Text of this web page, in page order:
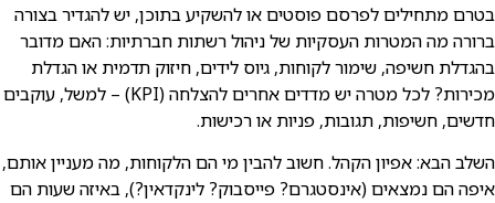
בטרם מתחילים לפרסם פוסטים או להשקיע בתוכן, יש להגדיר בצורה
ברורה מה המטרות העסקיות של ניהול רשתות חברתיות: האם מדובר
בהגדלת חשיפה, שימור לקוחות, גיוס לידים, חיזוק תדמית או הגדלת
מכירות? לכל מטרה יש מדדים אחרים להצלחה (KPI) – למשל, עוקבים
חדשים, חשיפות, תגובות, פניות או רכישות.
השלב הבא: אפיון הקהל. חשוב להבין מי הם הלקוחות, מה מעניין אותם,
איפה הם נמצאים (אינסטגרם? פייסבוק? לינקדאין?), באיזה שעות הם